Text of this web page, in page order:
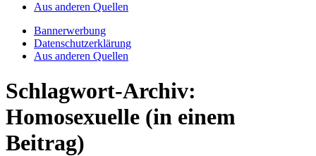
Aus anderen Quellen
Bannerwerbung
Datenschutzerklärung
Aus anderen Quellen
Schlagwort-Archiv:
Homosexuelle (in einem
Beitrag)